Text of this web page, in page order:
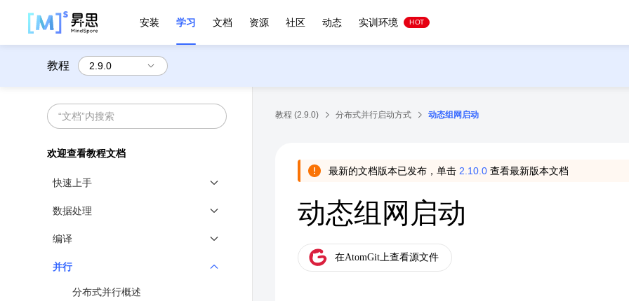
安装 学习 文档 资源 社区 动态 实训环境 HOT
教程
欢迎查看教程文档
快速上手
基本介绍
网络构建
数据处理
编译
图模式语法-运算符
并行
分布式并行概述
教程 (2.9.0) 分布式并行启动方式 动态组网启动
最新的文档版本已发布，单击 2.10.0 查看最新版本文档
动态组网启动